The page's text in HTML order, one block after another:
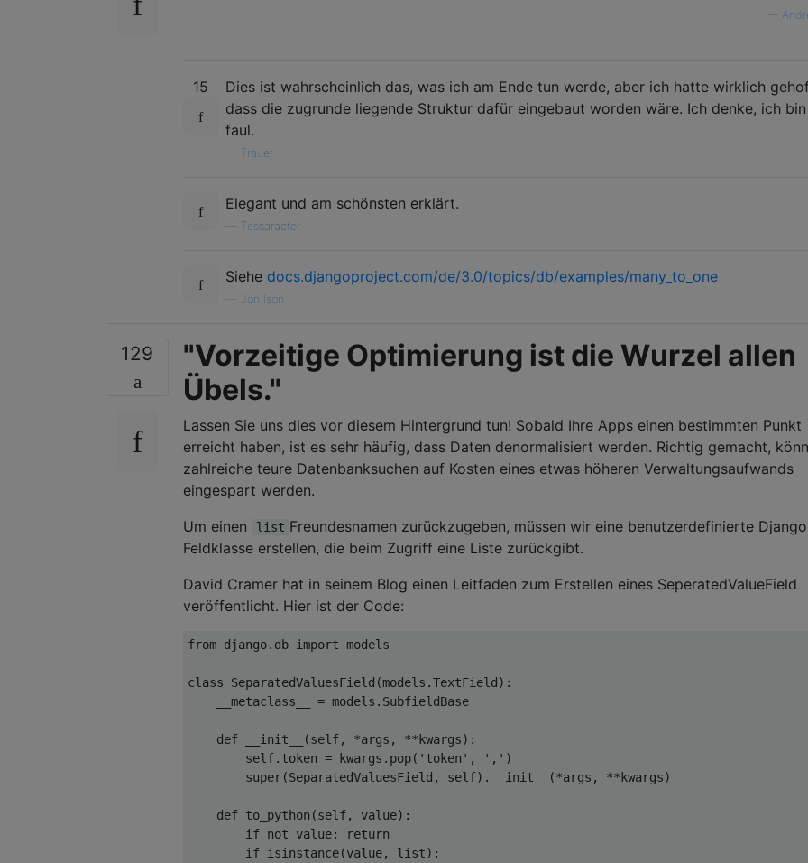
15
Dies ist wahrscheinlich das, was ich am Ende tun werde, aber ich hatte wirklich
dass die zugrunde liegende Struktur dafür eingebaut worden wäre. Ich denke, ich
faul.
Trauer
Elegant und am schönsten erklärt.
Tessaracter
Siehe docs.djangoproject.com/de/3.0/topics/db/examples/many_to_one
Jon Ison
129
"Vorzeitige Optimierung ist die Wurzel allen
Übels."
Lassen Sie uns dies vor diesem Hintergrund tun! Sobald Ihre Apps einen bestimmten Punkt
erreicht haben, ist es sehr häufig, dass Daten denormalisiert werden. Richtig gemacht,
zahlreiche teure Datenbanksuchen auf Kosten eines etwas höheren Verwaltungsaufwands
eingespart werden.
Um einen
list Freundesnamen zurückzugeben, müssen wir eine benutzerdefinierte
Feldklasse erstellen, die beim Zugriff eine Liste zurückgibt.
David Cramer hat in seinem Blog einen Leitfaden zum Erstellen eines SeperatedValueField
veröffentlicht. Hier ist der Code:
from django. db import models
class SeparatedValuesField (models .TextField):
    __metaclass__
= models . SubfieldBase
def __init__ (self, *args , **kwargs):
        self
. token = kwargs . pop( 'token' , ',' )
        super
(SeparatedValuesField , self). __init__ (*args , **kwargs)
def to_python (self, value):
if not value:
return
if isinstance(value, list):